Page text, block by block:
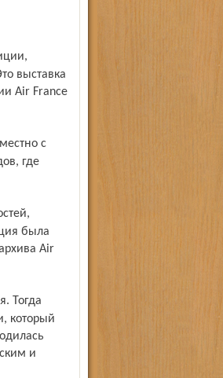
выставка
Air France
где
была
Air
который
и